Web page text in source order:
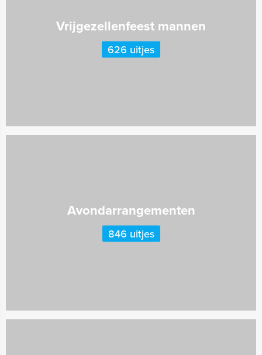
Vrijgezellenfeest mannen
626 uitjes
Avondarrangementen
846 uitjes